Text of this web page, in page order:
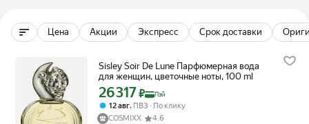
Цена Акции Экспресс Срок доставки
Sisley Soir De Lune Парфюмерная вода
для женщин, цветочные ноты, 100 ml
Цена с картой Яндекс Пэй 26317 ₽ вместо
26 317₽ Пэй
12 авг, ПВЗ
По клику
COSMIXX
4.6